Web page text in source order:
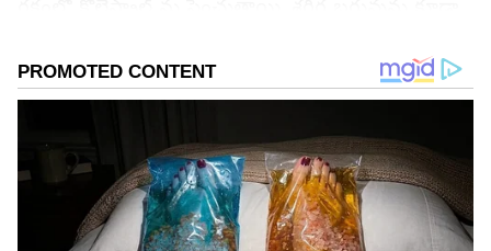
ఉండటమే మంచిది. అవేంటో తెలుసుకుందాం పదండి..
గూగుల్‌లో ఆసక్తికరమైన సమాచారం కోసం ఏసియానెట్ తెలుగు
ను మీ ఫ్రిఫర్డ్ సోర్స్ గా ఎంచుకోండి